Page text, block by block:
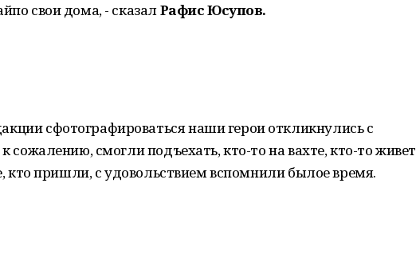
свои дома, - сказалРафис Юсупов.
сфотографироваться наши герои откликнулись с
сожалению, смогли подъехать, кто-то на вахте, кто-то живет
кто пришли, с удовольствием вспомнили былое время.